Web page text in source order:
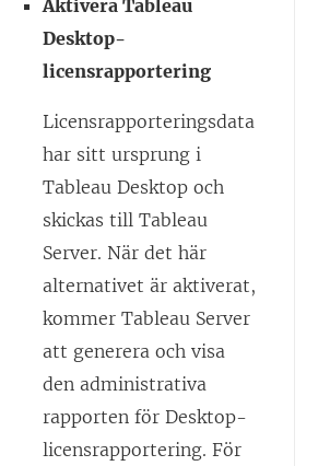
Aktivera Tableau
Desktop-
licensrapportering
Licensrapporteringsdata
har sitt ursprung i
Tableau Desktop och
skickas till Tableau
Server. När det här
alternativet är aktiverat,
kommer Tableau Server
att generera och visa
den administrativa
rapporten för Desktop-
licensrapportering. För